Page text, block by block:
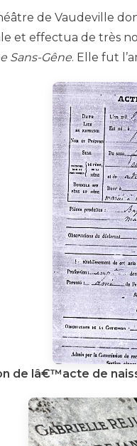
de Vaudeville
et effectua de très
Sans-Gêne. Elle fut
de lâ€™acte de